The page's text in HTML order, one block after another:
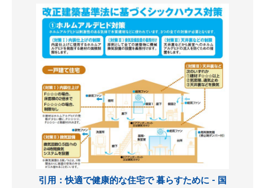
引用：快適で健康的な住宅で 暮らすために - 国